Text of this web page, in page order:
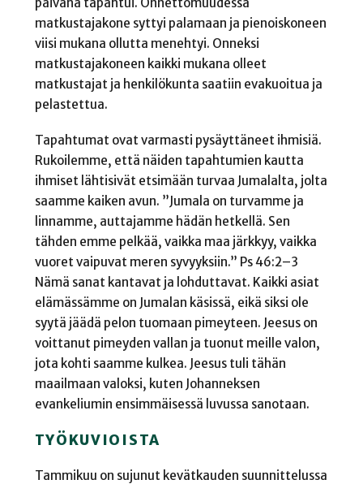
matkustajakone syttyi palamaan ja pienoiskoneen
viisi mukana ollutta menehtyi. Onneksi
matkustajakoneen kaikki mukana olleet
matkustajat ja henkilökunta saatiin evakuoitua ja
pelastettua.
Tapahtumat ovat varmasti pysäyttäneet ihmisiä.
Rukoilemme, että näiden tapahtumien kautta
ihmiset lähtisivät etsimään turvaa Jumalalta, jolta
saamme kaiken avun. ”Jumala on turvamme ja
linnamme, auttajamme hädän hetkellä. Sen
tähden emme pelkää, vaikka maa järkkyy, vaikka
vuoret vaipuvat meren syvyyksiin.” Ps 46:2–3
Nämä sanat kantavat ja lohduttavat. Kaikki asiat
elämässämme on Jumalan käsissä, eikä siksi ole
syytä jäädä pelon tuomaan pimeyteen. Jeesus on
voittanut pimeyden vallan ja tuonut meille valon,
jota kohti saamme kulkea. Jeesus tuli tähän
maailmaan valoksi, kuten Johanneksen
evankeliumin ensimmäisessä luvussa sanotaan.
TYÖKUVIOISTA
Tammikuu on sujunut kevätkauden suunnittelussa